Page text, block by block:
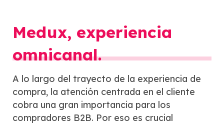
Medux, experiencia
omnicanal.
A lo largo del trayecto de la experiencia de
compra, la atención centrada en el cliente
cobra una gran importancia para los
compradores B2B. Por eso es crucial